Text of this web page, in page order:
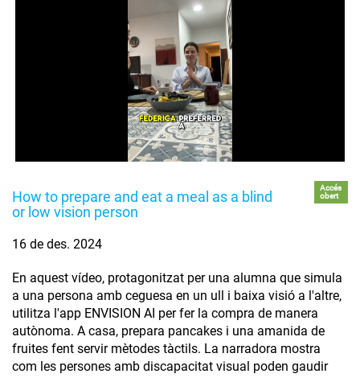
How to prepare and eat a meal as a blind
or low vision person
Accés
obert
16 de des. 2024
En aquest vídeo, protagonitzat per una alumna que simula
a una persona amb ceguesa en un ull i baixa visió a l'altre,
utilitza l'app ENVISION AI per fer la compra de manera
autònoma. A casa, prepara pancakes i una amanida de
fruites fent servir mètodes tàctils. La narradora mostra
com les persones amb discapacitat visual poden gaudir